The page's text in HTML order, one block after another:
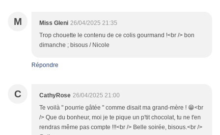
M Miss Gleni 26/04/2025 21:35
Trop chouette le contenu de ce colis gourmand !<br /> bon
dimanche ; bisous / Nicole
Répondre
C CathyRose 26/04/2025 21:00
Te voilà " pourrie gâtée " comme disait ma grand-mère ! 😁<br
/> Que du bonheur, moi je te pique un p'tit chocolat, tu ne t'en
rendras même pas compte !!!<br /> Belle soirée, bisous.<br />